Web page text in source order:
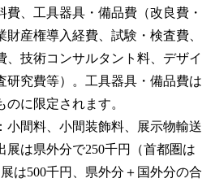
費、工具器具・備品費（改良費・
産権導入経費、試験・検査費、
、技術コンサルタント料、デザイ
研究費等）。工具器具・備品費は
に限定されます。
小間料、小間装飾料、展示物輸送
展は県外分で250千円（首都圏は
は500千円、県外分＋国外分の合